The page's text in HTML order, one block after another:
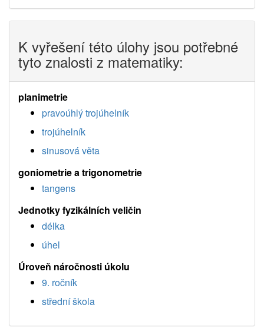
K vyřešení této úlohy jsou potřebné
tyto znalosti z matematiky:
planimetrie
pravoúhlý trojúhelník
trojúhelník
sinusová věta
goniometrie a trigonometrie
tangens
Jednotky fyzikálních veličin
délka
úhel
Úroveň náročnosti úkolu
9. ročník
střední škola